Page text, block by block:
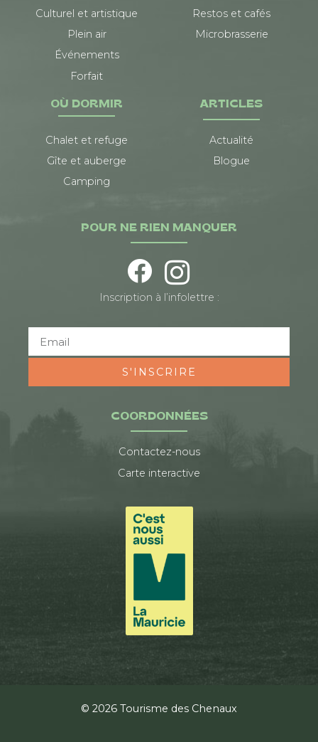
Culturel et artistique
Plein air
Événements
Forfait
Restos et cafés
Microbrasserie
OÙ DORMIR
Chalet et refuge
Gîte et auberge
Camping
ARTICLES
Actualité
Blogue
COORDONNÉES
Contactez-nous
Carte interactive
POUR NE RIEN MANQUER
Inscription à l’infolettre :
S'INSCRIRE
© 2026 Tourisme des Chenaux